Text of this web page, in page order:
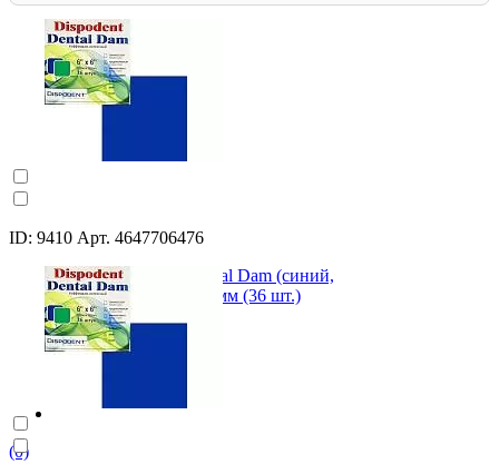
ID: 9410 Арт. 4647706476
Коффердам латексный Dental Dam (синий,
плотный 0,22 мм) 152х152 мм (36 шт.)
(0)